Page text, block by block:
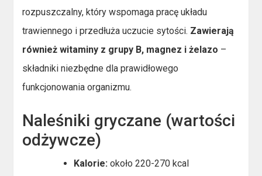
rozpuszczalny, który wspomaga pracę układu
trawiennego i przedłuża uczucie sytości. Zawierają
również witaminy z grupy B, magnez i żelazo –
składniki niezbędne dla prawidłowego
funkcjonowania organizmu.
Naleśniki gryczane (wartości
odżywcze)
Kalorie: około 220-270 kcal